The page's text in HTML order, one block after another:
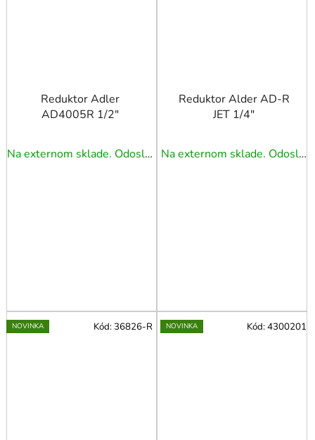
Reduktor Adler
AD4005R 1/2″
Na externom sklade. Odoslanie 3 - 5 prac. dní.
Reduktor Alder AD-R
JET 1/4″
Na externom sklade. Odoslanie 3 - 5 prac. dní.
NOVINKA Kód:36826-R NOVINKA Kód:4300201